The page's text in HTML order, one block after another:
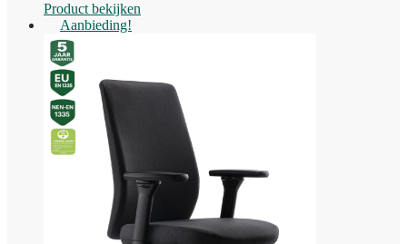
Product bekijken
Aanbieding!